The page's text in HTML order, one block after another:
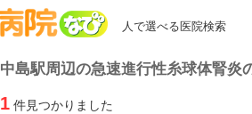
人で選べる医院検索
中島駅周辺の急速進行性糸球体腎炎
1 件見つかりました